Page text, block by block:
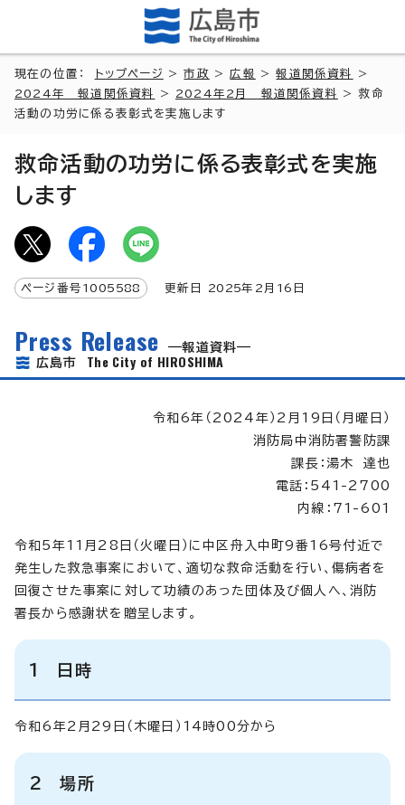
現在の位置： トップページ >市政 >広報 >報道関係資料
>
2024年 報道関係資料
> 2024年2月 報道関係資料
> 救命
活動の功労に係る表彰式を実施します
救命活動の功労に係る表彰式を実施
します
ページ番号 1005588 更新日 2025年2月 16 日
Press Release
報道資料
広島市 The City of HIROSHIMA
令和6年（2024年）2月19日（月曜日）
消防局中消防署警防課
課長：湯木 達也
電話：541-2700
内線：71-601
令和5年11月28日（火曜日）に中区舟入中町9番16号付近で
発生した救急事案において、適切な救命活動を行い、傷病者を
回復させた事案に対して功績のあった団体及び個人へ、消防
署長から感謝状を贈呈します。
1 日時
令和6年2月29日（木曜日）14時00分から
2 場所